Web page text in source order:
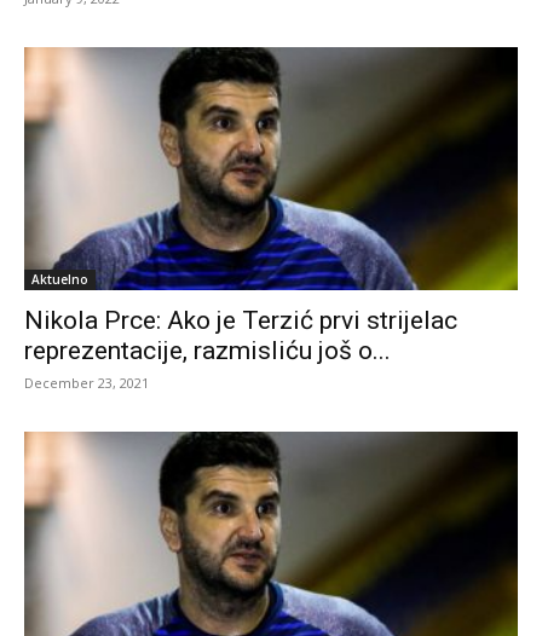
Aktuelno
Nikola Prce: Ako je Terzić prvi strijelac
reprezentacije, razmisliću još o...
December 23, 2021